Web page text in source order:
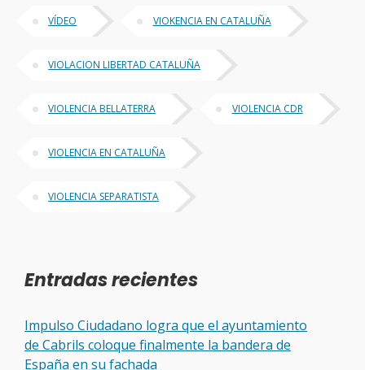
VÍDEO VIOKENCIA EN CATALUÑA
VIOLACION LIBERTAD CATALUÑA
VIOLENCIA BELLATERRA VIOLENCIA CDR
VIOLENCIA EN CATALUÑA
VIOLENCIA SEPARATISTA
Entradas recientes
Impulso Ciudadano logra que el ayuntamiento
de Cabrils coloque finalmente la bandera de
España en su fachada